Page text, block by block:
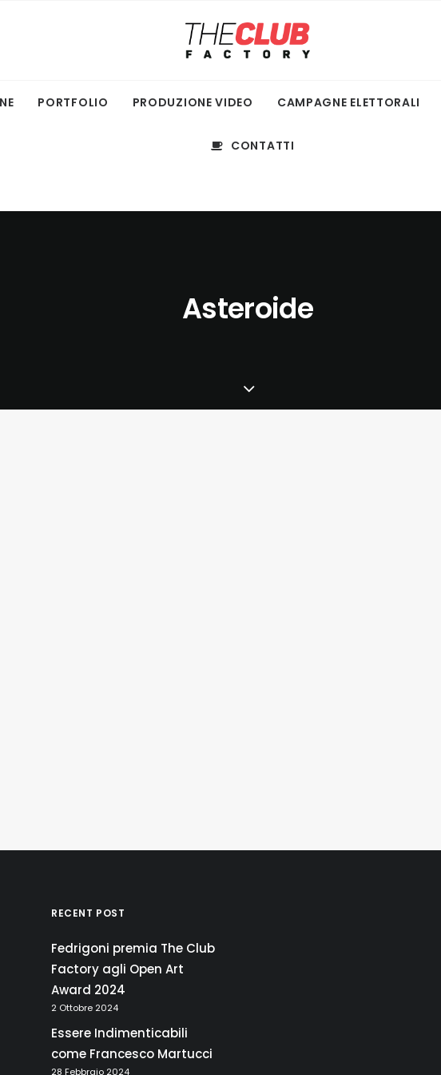
PORTFOLIO PRODUZIONE VIDEO CAMPAGNE ELETTORALI
CONTATTI
Asteroide
RECENT POST
Fedrigoni premia The Club
Factory agli Open Art
Award 2024
2 Ottobre 2024
Essere Indimenticabili
come Francesco Martucci
28 Febbraio 2024